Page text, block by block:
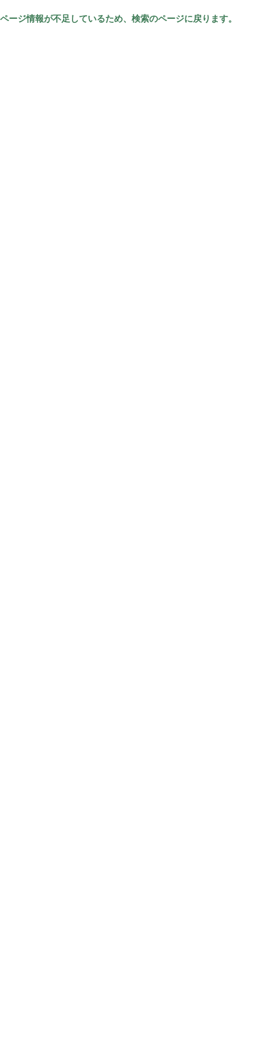
ページ情報が不足しているため、検索のページに戻ります。